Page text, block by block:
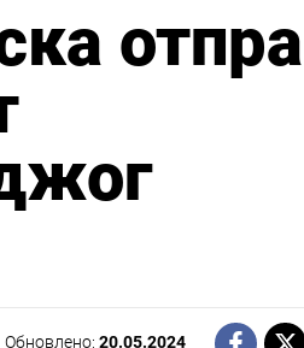
Обновлено:20.05.2024